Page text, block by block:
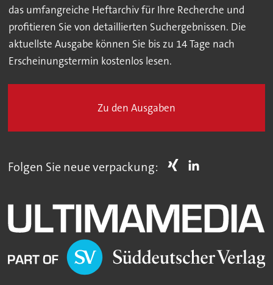
das umfangreiche Heftarchiv für Ihre Recherche und
profitieren Sie von detaillierten Suchergebnissen. Die
aktuellste Ausgabe können Sie bis zu 14 Tage nach
Erscheinungstermin kostenlos lesen.
Zu den Ausgaben
Folgen Sie neue verpackung: